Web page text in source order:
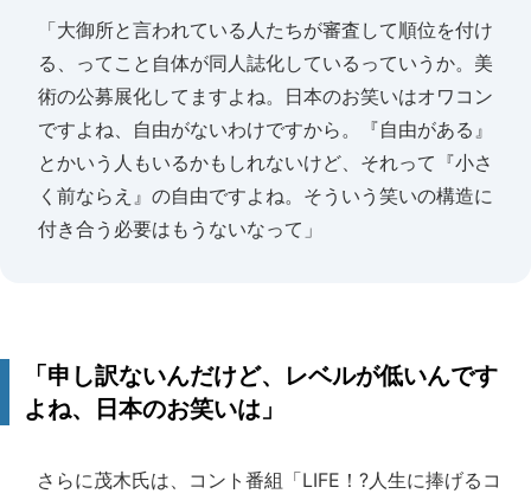
「大御所と言われている人たちが審査して順位を付け
る、ってこと自体が同人誌化しているっていうか。美
術の公募展化してますよね。日本のお笑いはオワコン
ですよね、自由がないわけですから。『自由がある』
とかいう人もいるかもしれないけど、それって『小さ
く前ならえ』の自由ですよね。そういう笑いの構造に
付き合う必要はもうないなって」
「申し訳ないんだけど、レベルが低いんです
よね、日本のお笑いは」
さらに茂木氏は、コント番組「LIFE！?人生に捧げるコ